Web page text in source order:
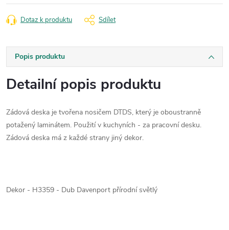
Dotaz k produktu Sdílet
Popis produktu
Detailní popis produktu
Zádová deska je tvořena nosičem DTDS, který je oboustranně
potažený laminátem. Použití v kuchyních - za pracovní desku.
Zádová deska má z každé strany jiný dekor.
Dekor - H3359 - Dub Davenport přírodní světlý